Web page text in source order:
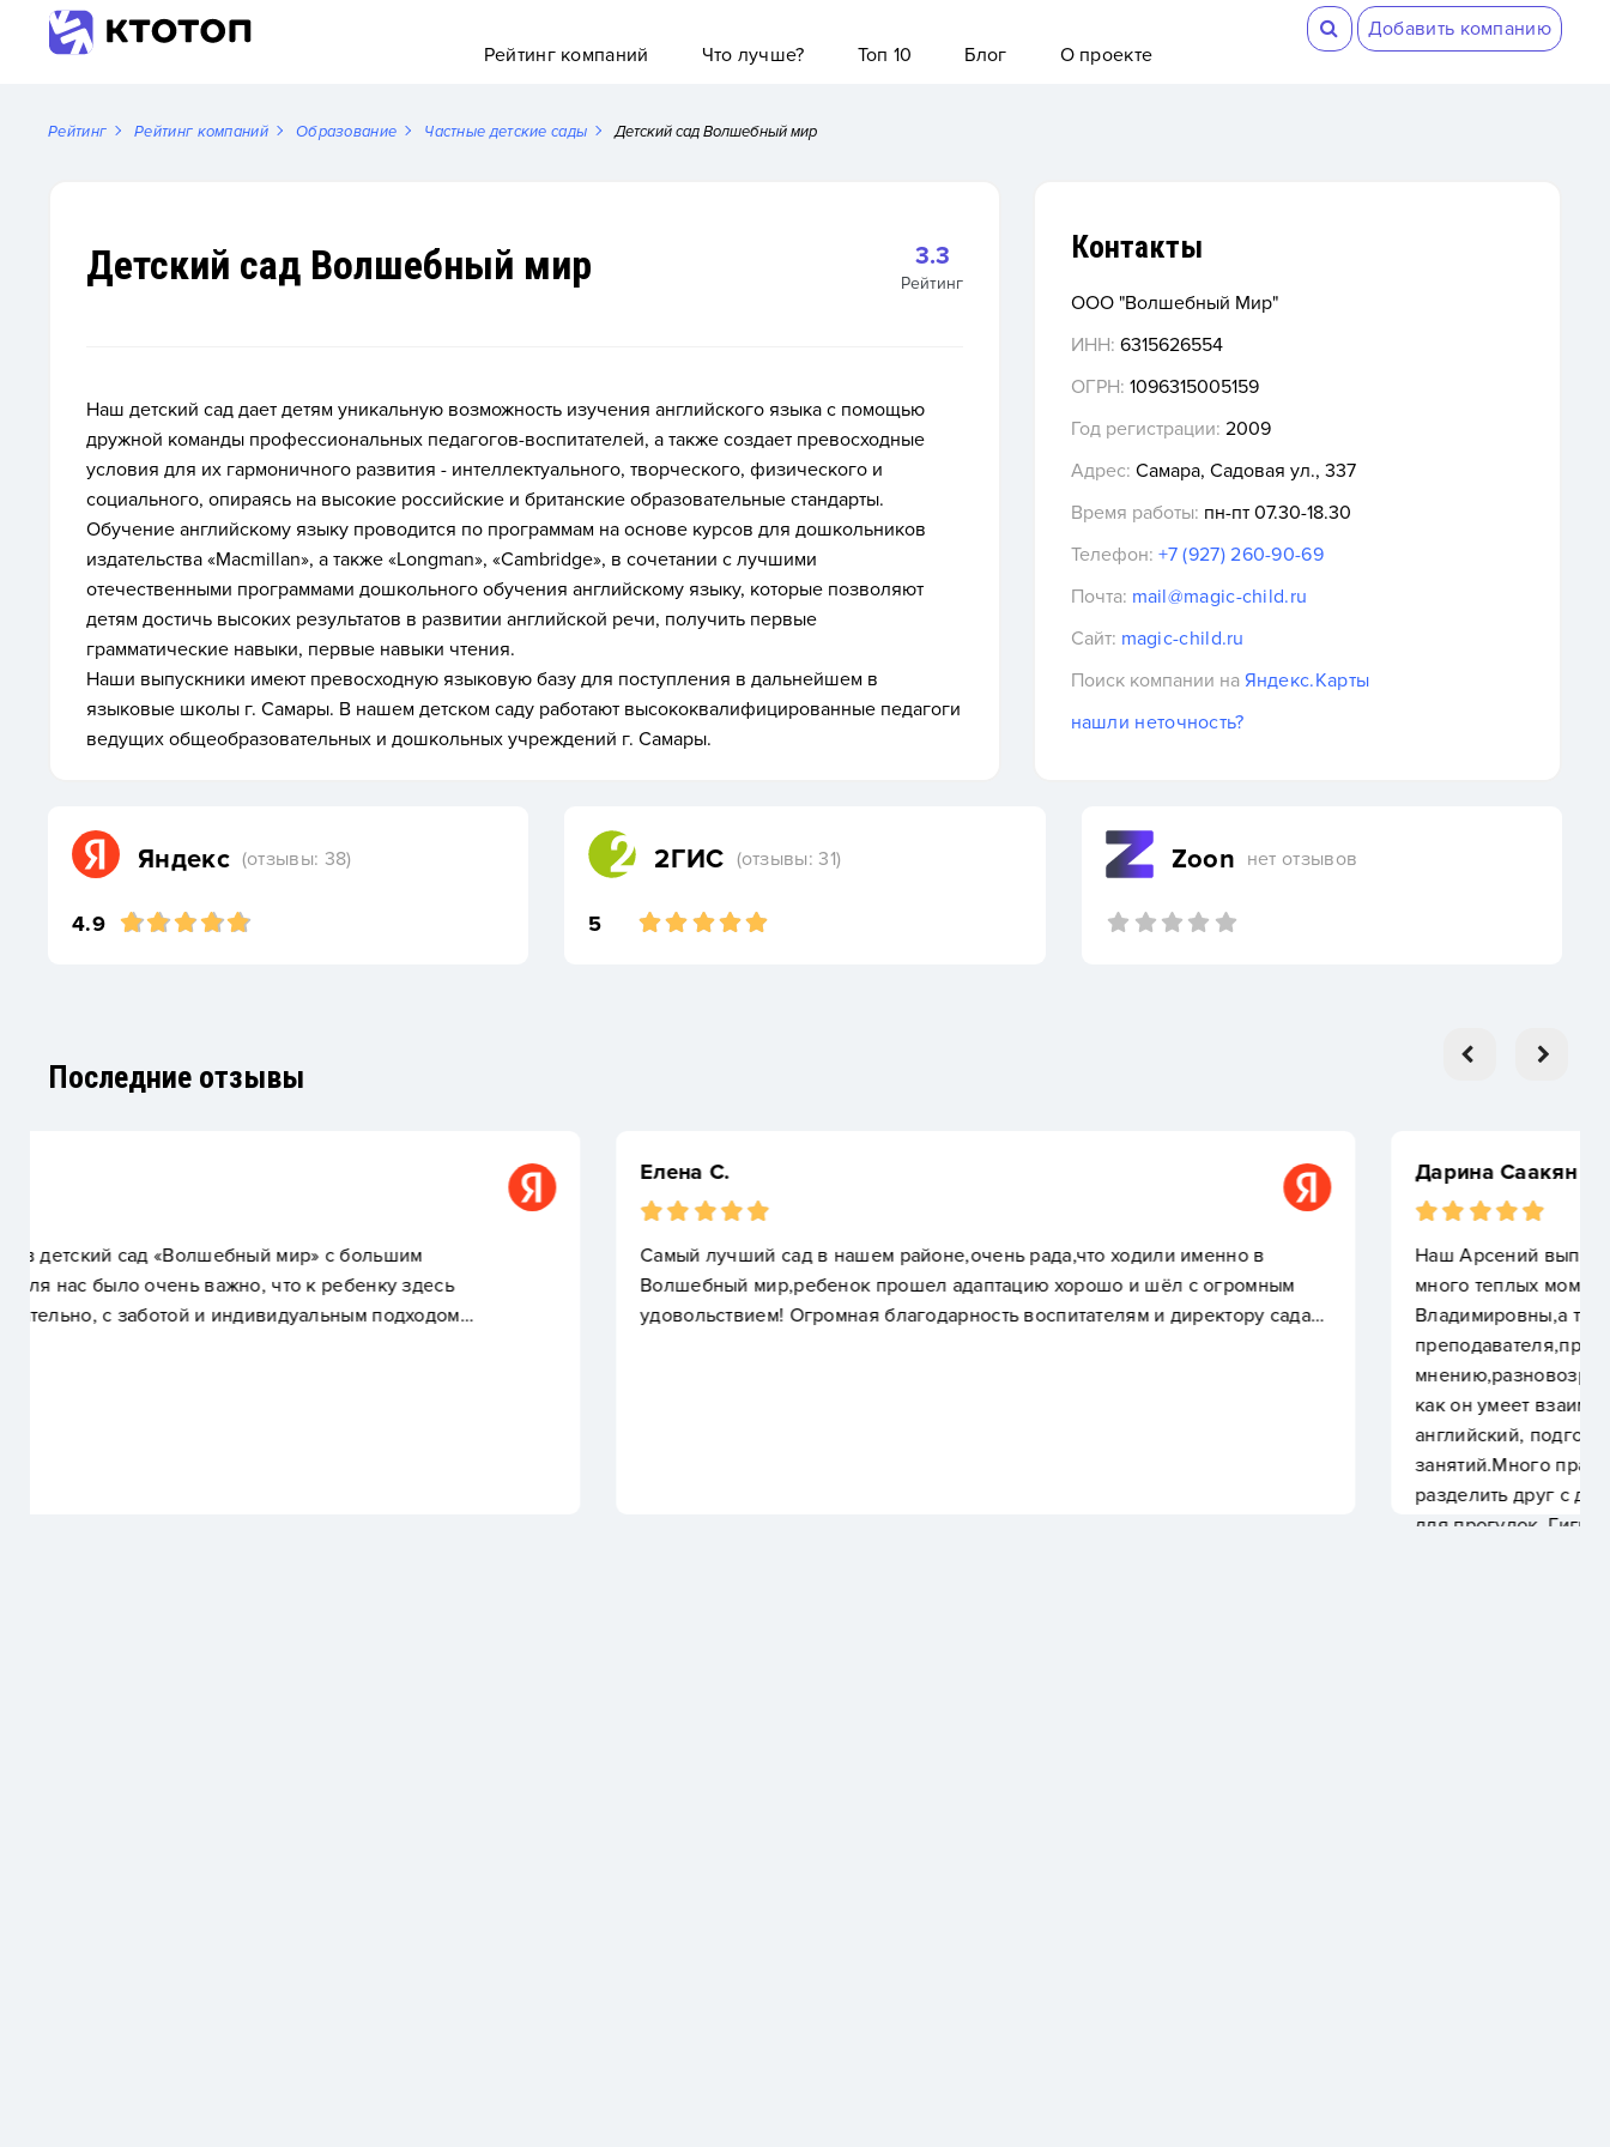
Добавить компанию
Рейтинг компаний
Что лучше? Топ 10 Блог О проекте
Рейтинг Рейтинг компаний Образование Частные детские сады Детский сад Волшебный мир
Детский сад Волшебный мир 3.3
Рейтинг
Наш детский сад дает детям уникальную возможность изучения английского языка с помощью
дружной команды профессиональных педагогов-воспитателей, а также создает превосходные
условия для их гармоничного развития - интеллектуального, творческого, физического и
социального, опираясь на высокие российские и британские образовательные стандарты.
Обучение английскому языку проводится по программам на основе курсов для дошкольников
издательства «Macmillan», а также «Longman», «Cambridge», в сочетании с лучшими
отечественными программами дошкольного обучения английскому языку, которые позволяют
детям достичь высоких результатов в развитии английской речи, получить первые
грамматические навыки, первые навыки чтения.
Наши выпускники имеют превосходную языковую базу для поступления в дальнейшем в
языковые школы г. Самары. В нашем детском саду работают высококвалифицированные педагоги
ведущих общеобразовательных и дошкольных учреждений г. Самары.
Контакты
ООО "Волшебный Мир"
ИНН: 6315626554
ОГРН: 1096315005159
Год регистрации: 2009
Адрес: Самара, Садовая ул., 337
Время работы: пн-пт 07.30-18.30
Телефон: +7 (927) 260-90-69
Почта: mail@magic-child.ru
Сайт: magic-child.ru
Поиск компании на Яндекс.Карты
нашли неточность?
Яндекс (отзывы: 38)
4.9
2ГИС (отзывы: 31)
5
Zoon нет отзывов
Последние отзывы
Самый лучший сад в нашем районе,очень рада,что ходили именно в
Волшебный мир,ребенок прошел адаптацию хорошо и шёл с огромным
удовольствием! Огромная благодарность воспитателям и директору сада…
Наш Арсений выпускник 2026 года.За время проведенное в саду ,у нас
много теплых моментов.Отмечу чуткое отношение директора Евгении
Владимировны,а также воспитателей, музыкального
мнению,разновозрастная группа явилась плюсом для нашего ребенка,так
как он умеет взаимодействовать и с младшими,и со старшими.Хороший
английский, подготовка к школе, много дополнительных и полезных
занятий.Много праздников и дней рождений,которые ребята рады
разделить друг с другом. Очень хорошее питание.Закрытая территория
для прогулок. Гигиене также уделено особое внимание(индивидуальное